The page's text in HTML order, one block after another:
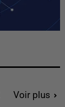
Voir plus